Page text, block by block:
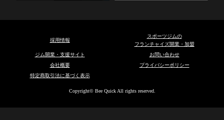
採用情報
スポーツジムの
フランチャイズ開業・加盟
ジム開業・支援サイト
お問い合わせ
会社概要
プライバシーポリシー
特定商取引法に基づく表示
Copyright© Bee Quick All rights reserved.